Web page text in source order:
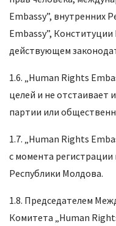
Embassy”, внутренних
Embassy”,
действующем
1.6. „Human Rights
целей и не отстаивает
партии или
1.7. „Human Rights
с момента
Республики Молдова.
1.8. Председателем
Комитета „Human